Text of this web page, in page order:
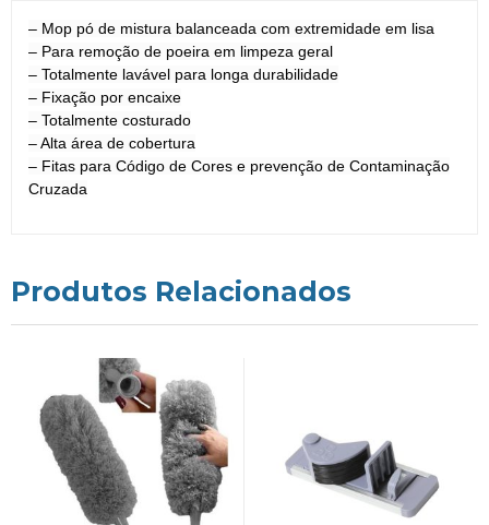
– Mop pó de mistura balanceada com extremidade em lisa
– Para remoção de poeira em limpeza geral
– Totalmente lavável para longa durabilidade
– Fixação por encaixe
– Totalmente costurado
– Alta área de cobertura
– Fitas para Código de Cores e prevenção de Contaminação
Cruzada
Produtos Relacionados